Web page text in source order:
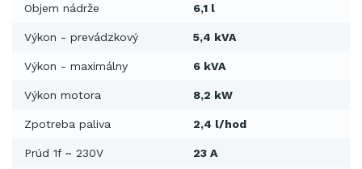
Objem nádrže 6,1 l
Výkon - prevádzkový 5,4 kVA
Výkon - maximálny 6 kVA
Výkon motora 8,2 kW
Zpotreba paliva 2,4 l/hod
Prúd 1f ~ 230V 23 A